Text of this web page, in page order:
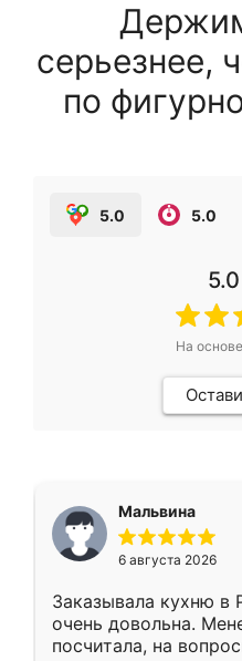
серьезнее,
по
5.0 5.0
5.0
На основе
Мальвина
6 августа 2026
Заказывала кухню в
очень довольна.
посчитала, на